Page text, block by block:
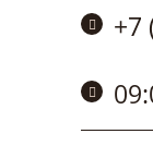
+7